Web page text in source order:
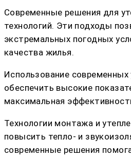
Современные решения для
технологий. Эти подходы
экстремальных погодных
качества жилья.
Использование современных
обеспечить высокие
максимальная
Технологии монтажа и
повысить тепло- и
современные решения